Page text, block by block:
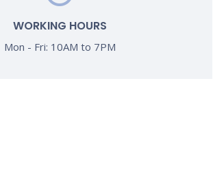
WORKING HOURS
Mon - Fri: 10AM to 7PM